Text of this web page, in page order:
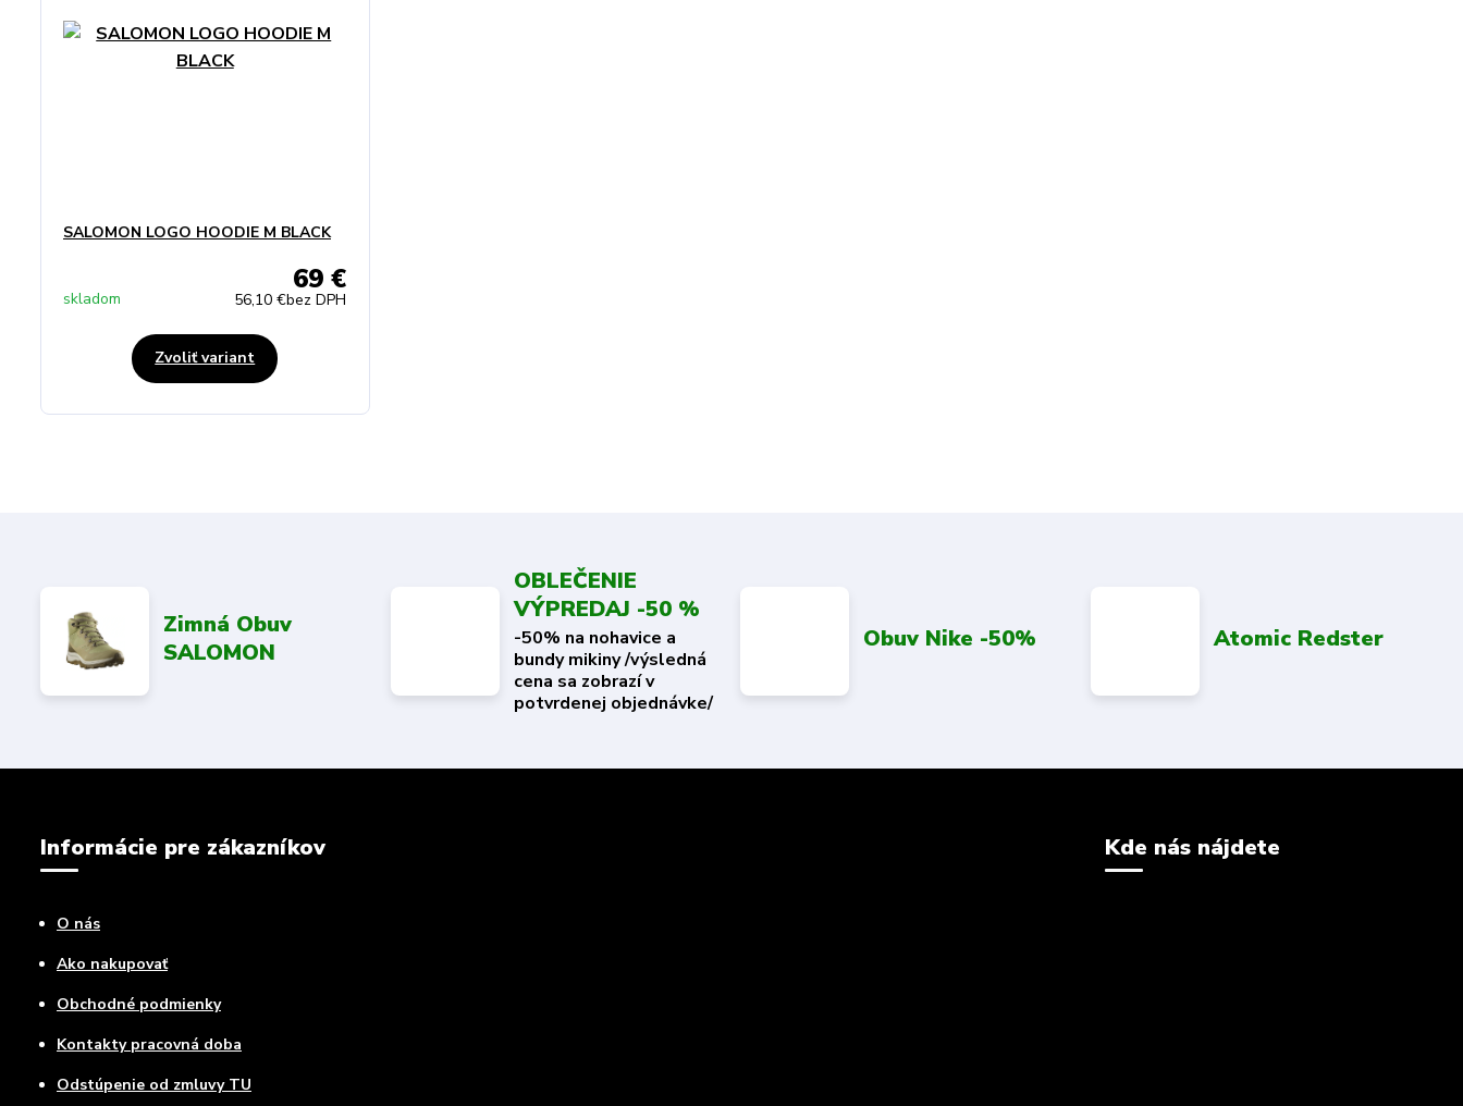
SALOMON LOGO HOODIE M BLACK
69 €
56,10 €bez DPH
skladom
Zvoliť variant
Zimná Obuv
SALOMON
OBLEČENIE
VÝPREDAJ -50 %
-50% na nohavice a
bundy mikiny /výsledná
cena sa zobrazí v
potvrdenej objednávke/
Obuv Nike -50% Atomic Redster
Informácie pre zákazníkov
O nás
Ako nakupovať
Obchodné podmienky
Kontakty pracovná doba
Odstúpenie od zmluvy TU
Kde nás nájdete